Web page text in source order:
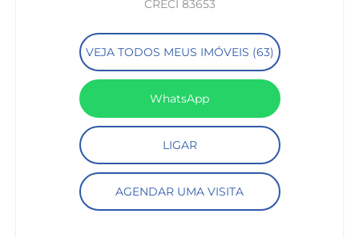
CRECI 83653
VEJA TODOS MEUS IMÓVEIS (63)
WhatsApp
LIGAR
AGENDAR UMA VISITA